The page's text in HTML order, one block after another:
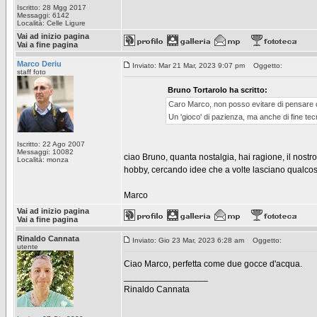
Iscritto: 28 Mgg 2017
Messaggi: 6142
Località: Celle Ligure
Vai ad inizio pagina
Vai a fine pagina
Marco Deriu
staff foto
Iscritto: 22 Ago 2007
Messaggi: 10082
Località: monza
Inviato: Mar 21 Mar, 2023 9:07 pm Oggetto:
Bruno Tortarolo ha scritto:
Caro Marco, non posso evitare di pensare
Un 'gioco' di pazienza, ma anche di fine
ciao Bruno, quanta nostalgia, hai ragione, il
hobby, cercando idee che a volte lasciano
Marco
Vai ad inizio pagina
Vai a fine pagina
Rinaldo Cannata
utente
Inviato: Gio 23 Mar, 2023 6:28 am Oggetto:
Ciao Marco, perfetta come due gocce d'acqua.
Rinaldo Cannata